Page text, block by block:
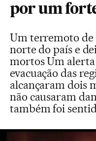
por um
Um terremoto de
norte do país e
mortos Um
evacuação das
alcançaram dois
não causaram
também foi